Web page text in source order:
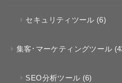
セキュリティツール (6)
集客･マーケティングツール
SEO分析ツール (6)